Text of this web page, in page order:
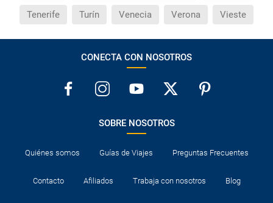
Tenerife Turín Venecia Verona Vieste
CONECTA CON NOSOTROS
SOBRE NOSOTROS
Quiénes somos Guías de Viajes Preguntas Frecuentes
Contacto Afiliados Trabaja con nosotros Blog